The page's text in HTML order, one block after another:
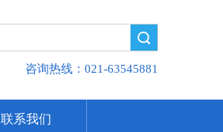
咨询热线：021-63545881
联系我们